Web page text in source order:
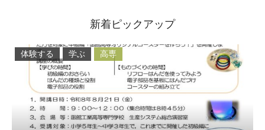
新着ピックアップ
体験する 学ぶ 高専